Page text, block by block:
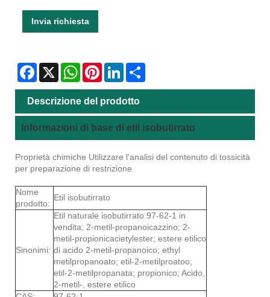
Invia richiesta
Facebook
X WhatsAppPinterestLinkedIn
Descrizione del prodotto
Informazioni di base di etil isobutirrato
Proprietà chimiche Utilizzare l'analisi del contenuto di tossicità
per preparazione di restrizione
Nome
prodotto:
Etil isobutirrato
Sinonimi:
Etil naturale isobutirrato 97-62-1 in
vendita; 2-metil-propanoicazzino; 2-
metil-propionicacietylester; estere etilico
di acido 2-metil-propanoico; ethyl
metilpropanoato; etil-2-metilproatoo;
etil-2-metilpropanata; propionico; Acido,
2-metil-, estere etilico